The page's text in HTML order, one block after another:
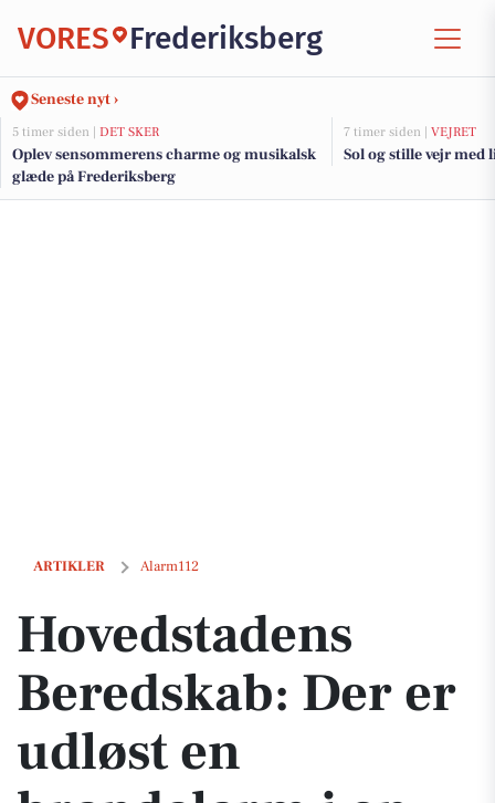
VORES Frederiksberg
Seneste nyt ›
5 timer siden | DET SKER
Oplev sensommerens charme og musikalsk
glæde på Frederiksberg
7 timer siden | VEJRET
Sol og stille vejr med
ARTIKLER Alarm112
Hovedstadens Beredskab: Der er udløst en brandalarm i en bygning
Hovedstadens
Beredskab: Der er
udløst en